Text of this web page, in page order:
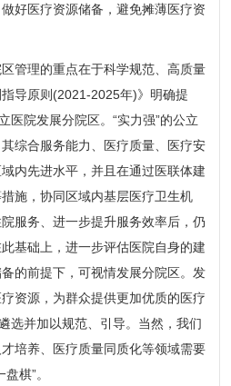
好医疗资源储备，避免摊薄医疗资
理的重点在于科学规范、高质量
导原则(2021-2025年)》明确提
医院发展分院区。“实力强”的公立
综合服务能力、医疗质量、医疗安
内先进水平，并且在通过医联体建
施，协同区域内基层医疗卫生机
服务、进一步提升服务效率后，仍
基础上，进一步评估医院自身的建
的前提下，可视情发展分院区。发
资源，为群众提供更加优质的医疗
选并加以规范、引导。当然，我们
培养、医疗质量同质化等领域需要
盘棋”。